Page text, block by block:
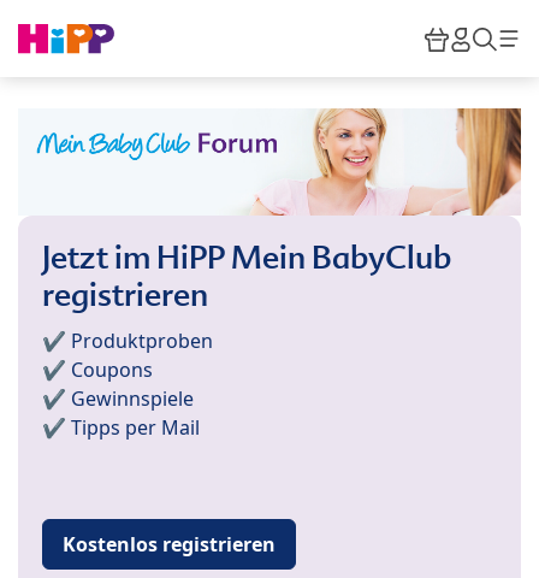
HiPP
Jetzt im HiPP Mein BabyClub
registrieren
✔️ Produktproben
✔️ Coupons
✔️ Gewinnspiele
✔️ Tipps per Mail
Kostenlos registrieren